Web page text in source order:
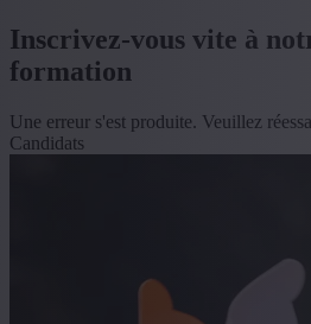
Inscrivez-vous vite à
formation
Une erreur s'est produite. Veuillez
Candidats